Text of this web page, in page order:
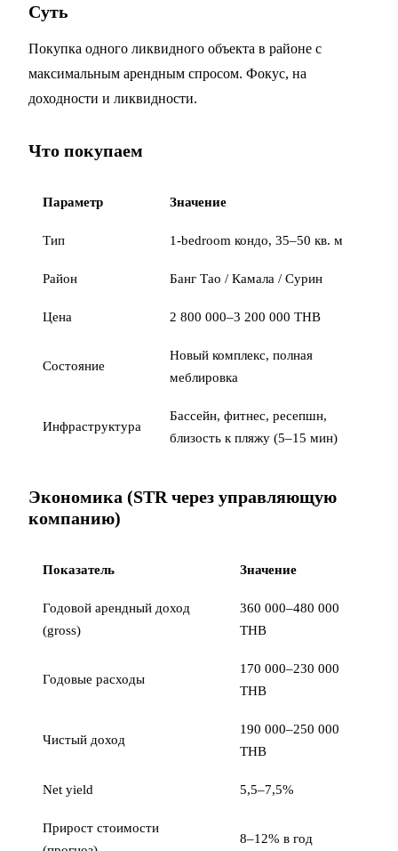
Суть
Покупка одного ликвидного объекта в районе с
максимальным арендным спросом. Фокус, на
доходности и ликвидности.
Что покупаем
Параметр Значение
Тип 1-bedroom кондо, 35–50 кв. м
Район Банг Тао / Камала / Сурин
Цена 2 800 000–3 200 000 THB
Состояние
Новый комплекс, полная
меблировка
Инфраструктура
Бассейн, фитнес, ресепшн,
близость к пляжу (5–15 мин)
Экономика (STR через управляющую
компанию)
Показатель Значение
Годовой арендный доход
(gross)
360 000–480 000
THB
Годовые расходы
170 000–230 000
THB
Чистый доход
190 000–250 000
THB
Net yield 5,5–7,5%
Прирост стоимости
8–12% в год